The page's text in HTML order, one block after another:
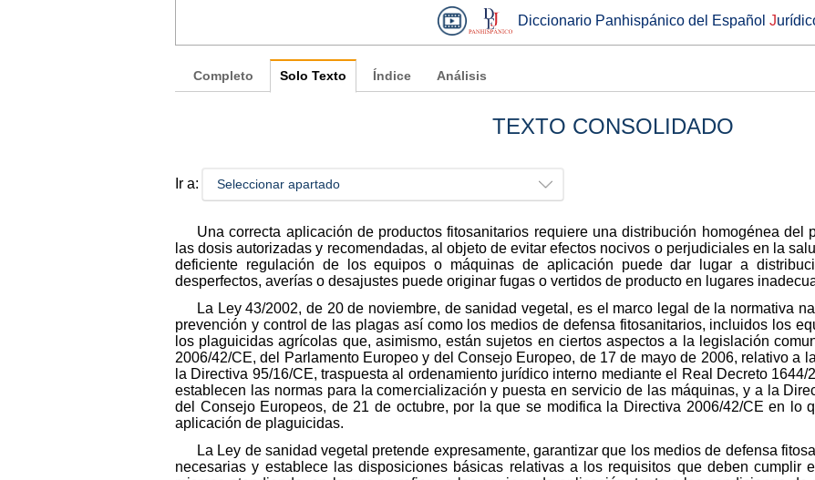
Diccionario Panhispánico del Español J
Completo Solo Texto Índice Análisis
TEXTO CONSOLIDADO
Ir a: Seleccionar apartado
Una correcta aplicación de productos fitosanitarios requiere una distribución homogénea del
las dosis autorizadas y recomendadas, al objeto de evitar efectos nocivos o perjudiciales en la
deficiente regulación de los equipos o máquinas de aplicación puede dar lugar a
desperfectos, averías o desajustes puede originar fugas o vertidos de producto en lugares
La Ley 43/2002, de 20 de noviembre, de sanidad vegetal, es el marco legal de la normativa
prevención y control de las plagas así como los medios de defensa fitosanitarios, incluidos los
los plaguicidas agrícolas que, asimismo, están sujetos en ciertos aspectos a la legislación
2006/42/CE, del Parlamento Europeo y del Consejo Europeo, de 17 de mayo de 2006, relativo a
la Directiva 95/16/CE, traspuesta al ordenamiento jurídico interno mediante el Real Decreto
establecen las normas para la comercialización y puesta en servicio de las máquinas, y a la
del Consejo Europeos, de 21 de octubre, por la que se modifica la Directiva 2006/42/CE en lo
aplicación de plaguicidas.
La Ley de sanidad vegetal pretende expresamente, garantizar que los medios de defensa
necesarias y establece las disposiciones básicas relativas a los requisitos que deben cumplir